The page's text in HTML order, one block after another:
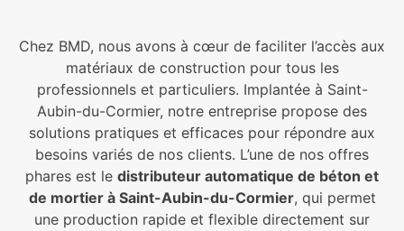
Chez BMD, nous avons à cœur de faciliter l’accès aux
matériaux de construction pour tous les
professionnels et particuliers. Implantée à Saint-
Aubin-du-Cormier, notre entreprise propose des
solutions pratiques et efficaces pour répondre aux
besoins variés de nos clients. L’une de nos offres
phares est le distributeur automatique de béton et
de mortier à Saint-Aubin-du-Cormier, qui permet
une production rapide et flexible directement sur